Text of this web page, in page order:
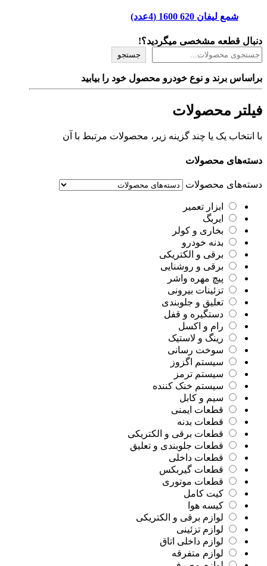
شمع لیفان 620 1600 (4عدد)
دنبال قطعه مشخصی میگردید؟!
جستجو
براساس برند و نوع خودرو محصول خود را بیابید
فیلتر محصولات
با انتخاب یک یا چند گزینه زیر، محصولات مرتبط با آن
دسته‌های محصولات
دسته‌های محصولات
ابزار تعمیر
ایربگ
بخاری و کولر
بدنه خودرو
برقی و الکتریکی
برقی و روشنایی
پیچ مهره واشر
تزئینات بیرونی
تعلیق و جلوبندی
دستگیره و قفل
رام و اکسل
رینگ و لاستیک
سوخت رسانی
سیستم اگزوز
سیستم ترمز
سیستم خنک کننده
سیم و کابل
قطعات ایمنی
قطعات بدنه
قطعات برقی و الکتریکی
قطعات جلوبندی و تعلیق
قطعات داخلی
قطعات گیربکس
قطعات موتوری
کیت کامل
کیسه هوا
لوازم برقی و الکتریکی
لوازم تزئینی
لوازم داخلی اتاق
لوازم متفرقه